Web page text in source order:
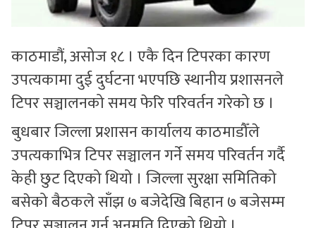
काठमाडौं, असोज १८ । एकै दिन टिपरका कारण
उपत्यकामा दुई दुर्घटना भएपछि स्थानीय प्रशासनले
टिपर सञ्चालनको समय फेरि परिवर्तन गरेको छ ।
बुधबार जिल्ला प्रशासन कार्यालय काठमाडौँले
उपत्यकाभित्र टिपर सञ्चालन गर्ने समय परिवर्तन गर्दै
केही छुट दिएको थियो । जिल्ला सुरक्षा समितिको
बसेको बैठकले साँझ ७ बजेदेखि बिहान ७ बजेसम्म